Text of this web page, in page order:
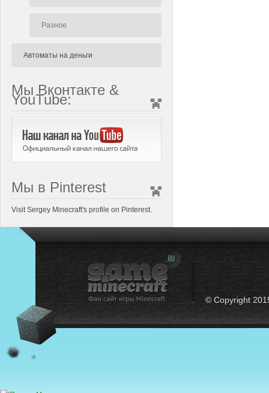
Разное
Автоматы на деньги
Мы Вконтакте &
YouTube:
Мы в Pinterest
Visit Sergey Minecraft's profile on Pinterest.
© Copyright